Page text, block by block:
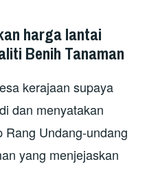
harga lantai
Benih Tanaman
kerajaan supaya
dan menyatakan
Rang Undang-undang
yang menjejaskan